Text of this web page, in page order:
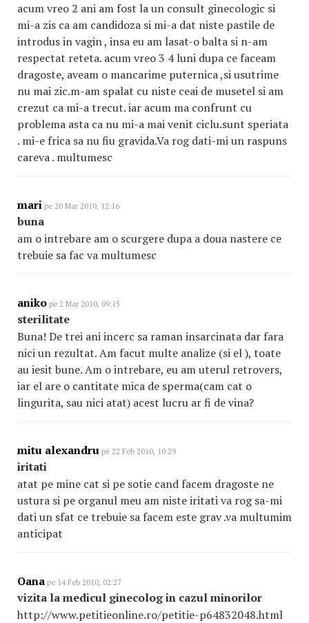
acum vreo 2 ani am fost la un consult ginecologic si
mi-a zis ca am candidoza si mi-a dat niste pastile de
introdus in vagin , insa eu am lasat-o balta si n-am
respectat reteta. acum vreo 3 4 luni dupa ce faceam
dragoste, aveam o mancarime puternica ,si usutrime
nu mai zic.m-am spalat cu niste ceai de musetel si am
crezut ca mi-a trecut. iar acum ma confrunt cu
problema asta ca nu mi-a mai venit ciclu.sunt speriata
. mi-e frica sa nu fiu gravida.Va rog dati-mi un raspuns
careva . multumesc
mari pe 20 Mar 2010, 12:16
buna
am o intrebare am o scurgere dupa a doua nastere ce
trebuie sa fac va multumesc
aniko pe 2 Mar 2010, 09:15
sterilitate
Buna! De trei ani incerc sa raman insarcinata dar fara
nici un rezultat. Am facut multe analize (si el ), toate
au iesit bune. Am o intrebare, eu am uterul retrovers,
iar el are o cantitate mica de sperma(cam cat o
lingurita, sau nici atat) acest lucru ar fi de vina?
mitu alexandru pe 22 Feb 2010, 10:29
iritati
atat pe mine cat si pe sotie cand facem dragoste ne
ustura si pe organul meu am niste iritati va rog sa-mi
dati un sfat ce trebuie sa facem este grav .va multumim
anticipat
Oana pe 14 Feb 2010, 02:27
vizita la medicul ginecolog in cazul minorilor
http://www.petitieonline.ro/petitie-p64832048.html